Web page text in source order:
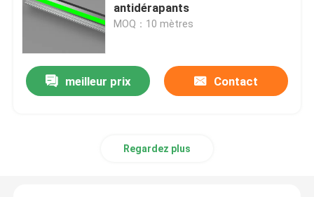
antidérapants
MOQ：10 mètres
meilleur prix Contact
Regardez plus